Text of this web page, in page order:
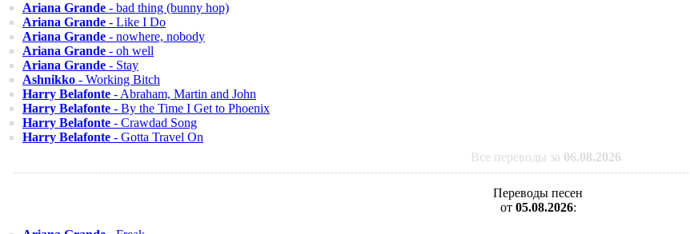
Ariana Grande - bad thing (bunny hop)
Ariana Grande - Like I Do
Ariana Grande - nowhere, nobody
Ariana Grande - oh well
Ariana Grande - Stay
Ashnikko - Working Bitch
Harry Belafonte - Abraham, Martin and John
Harry Belafonte - By the Time I Get to Phoenix
Harry Belafonte - Crawdad Song
Harry Belafonte - Gotta Travel On
Все переводы за 06.08.2026
Переводы песен
от 05.08.2026: